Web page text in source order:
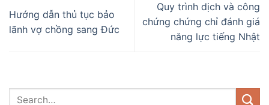
Hướng dẫn thủ tục bảo
lãnh vợ chồng sang Đức
Quy trình dịch và công
chứng chứng chỉ đánh giá
năng lực tiếng Nhật